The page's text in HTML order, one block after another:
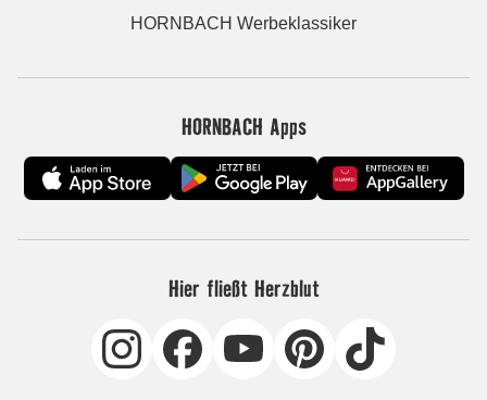
HORNBACH Werbeklassiker
HORNBACH Apps
Hier fließt Herzblut